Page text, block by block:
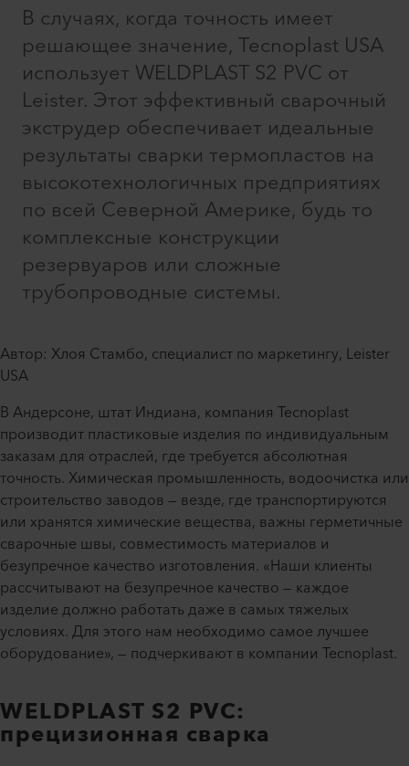
В случаях, когда точность имеет
решающее значение, Tecnoplast USA
использует WELDPLAST S2 PVC от
Leister. Этот эффективный сварочный
экструдер обеспечивает идеальные
результаты сварки термопластов на
высокотехнологичных предприятиях
по всей Северной Америке, будь то
комплексные конструкции
резервуаров или сложные
трубопроводные системы.
Автор: Хлоя Стамбо, специалист по маркетингу, Leister
USA
В Андерсоне, штат Индиана, компания Tecnoplast
производит пластиковые изделия по индивидуальным
заказам для отраслей, где требуется абсолютная
точность. Химическая промышленность, водоочистка или
строительство заводов — везде, где транспортируются
или хранятся химические вещества, важны герметичные
сварочные швы, совместимость материалов и
безупречное качество изготовления. «Наши клиенты
рассчитывают на безупречное качество — каждое
изделие должно работать даже в самых тяжелых
условиях. Для этого нам необходимо самое лучшее
оборудование», — подчеркивают в компании Tecnoplast.
WELDPLAST S2 PVC:
прецизионная сварка